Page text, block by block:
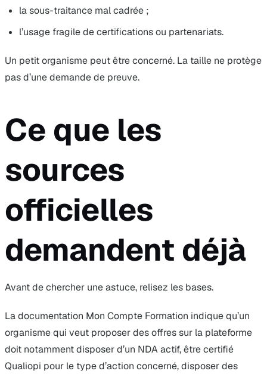
la sous-traitance mal cadrée ;
l’usage fragile de certifications ou partenariats.
Un petit organisme peut être concerné. La taille ne protège
pas d’une demande de preuve.
Ce que les
sources
officielles
demandent déjà
Avant de chercher une astuce, relisez les bases.
La documentation Mon Compte Formation indique qu’un
organisme qui veut proposer des offres sur la plateforme
doit notamment disposer d’un NDA actif, être certifié
Qualiopi pour le type d’action concerné, disposer des